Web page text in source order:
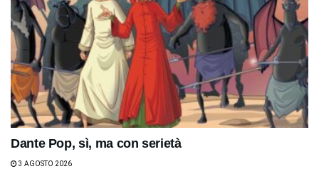
Dante Pop, sì, ma con serietà
3 AGOSTO 2026